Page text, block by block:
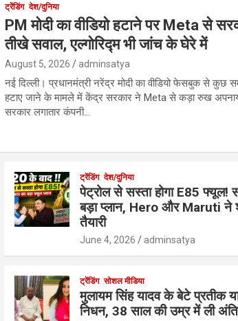
ट्रेंडिंग देश/दुनिया
PM मोदी का वीडियो हटाने पर Meta से
तीखे सवाल, एल्गोरिद्म भी जांच के घेरे में
August 5, 2026 adminsatya
नई दिल्ली। प्रधानमंत्री नरेंद्र मोदी का वीडियो फेसबुक से कुछ
हटाए जाने के मामले में केंद्र सरकार ने Meta से कड़ा रुख
सरकार लगातार कंपनी…
ट्रेंडिंग देश/दुनिया
पेट्रोल से सस्ता होगा E85 फ्यूल!
बड़ा प्लान, Hero और Maruti ने
तैयारी
June 4, 2026 adminsatya
ट्रेंडिंग सोशल मीडिया
मुलायम सिंह यादव के बेटे प्रतीक
निधन, 38 साल की उम्र में ली